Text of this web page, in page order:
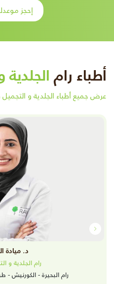
إحجز
أطباء رامالجلدية
عرض جميع أطباء الجلدية و التجميل و
د. ميادة
رام الجلدية و
رام البحيرة - الكورنيش -